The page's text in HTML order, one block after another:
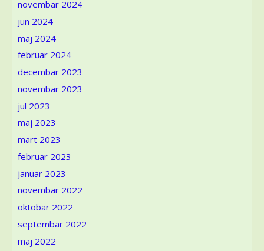
novembar 2024
jun 2024
maj 2024
februar 2024
decembar 2023
novembar 2023
jul 2023
maj 2023
mart 2023
februar 2023
januar 2023
novembar 2022
oktobar 2022
septembar 2022
maj 2022